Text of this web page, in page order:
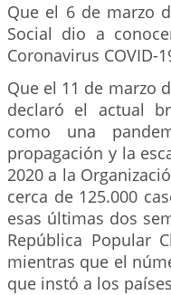
Que el 6 de marzo
Social dio a
Coronavirus
Que el 11 de marzo
declaró el actual
como una
propagación y la
2020 a la
cerca de 125.000
esas últimas dos
República Popular
mientras que el
que instó a los